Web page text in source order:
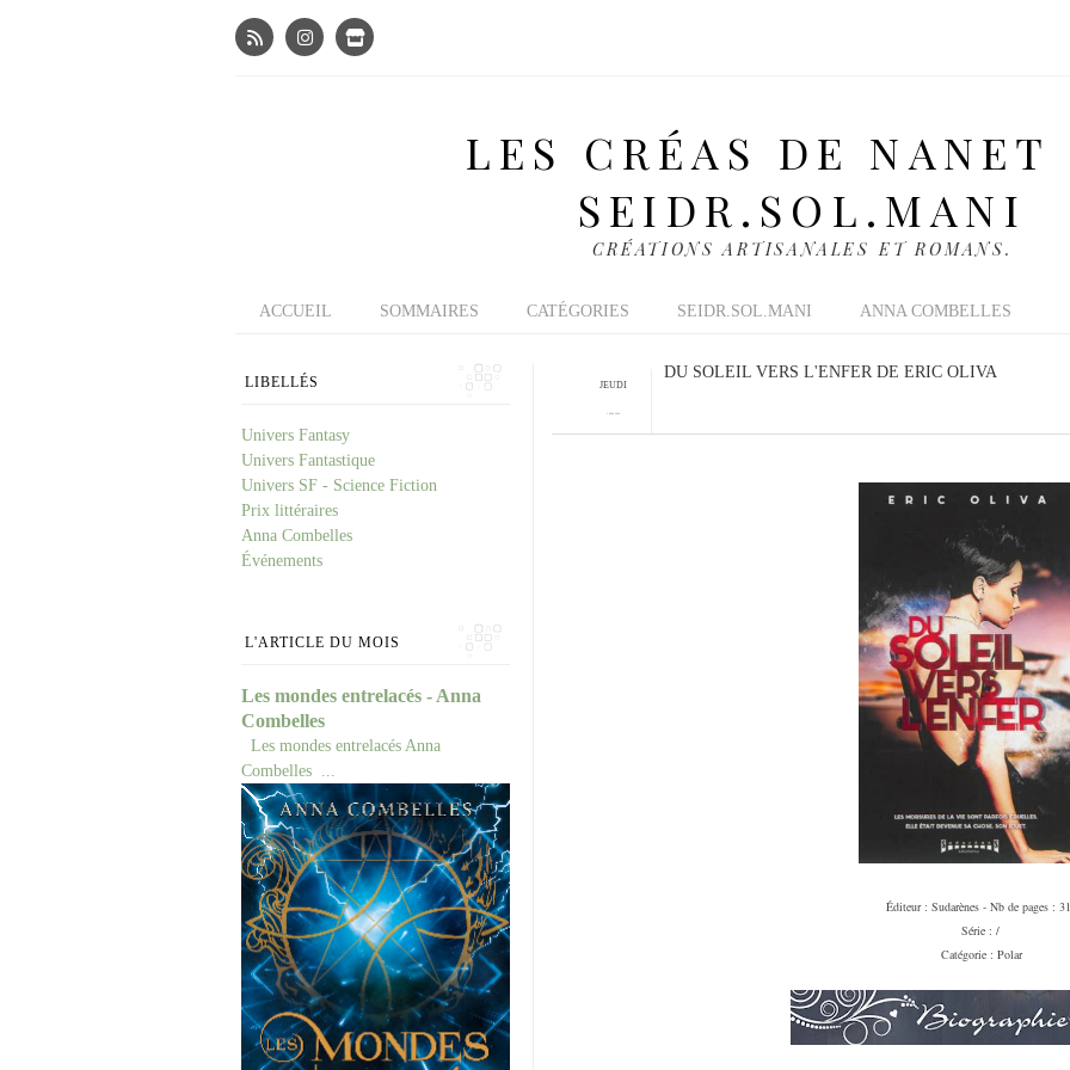
LES CRÉAS DE NANET
SEIDR.SOL.MANI
CRÉATIONS ARTISANALES ET ROMANS.
ACCUEIL SOMMAIRES CATÉGORIES SEIDR.SOL.MANI ANNA COMBELLES
JEUDI
DU SOLEIL VERS L'ENFER DE ERIC OLIVA
Éditeur: Sudarènes - Nb de pages :
Série : /
Catégorie : Polar
LIBELLÉS
Univers Fantasy
Univers Fantastique
Univers SF - Science Fiction
Prix littéraires
Anna Combelles
Événements
L'ARTICLE DU MOIS
Les mondes entrelacés - Anna
Combelles
Les mondes entrelacés Anna
Combelles ...